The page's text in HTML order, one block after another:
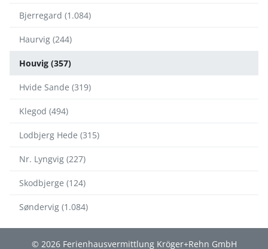
Bjerregard (1.084)
Haurvig (244)
Houvig (357)
Hvide Sande (319)
Klegod (494)
Lodbjerg Hede (315)
Nr. Lyngvig (227)
Skodbjerge (124)
Søndervig (1.084)
© 2026 Ferienhausvermittlung Kröger+Rehn GmbH